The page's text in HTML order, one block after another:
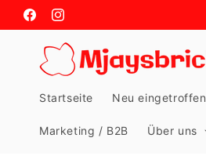
zum
Inhalt
FacebookInstagram
Startseite Neu eingetroffen
Marketing / B2B Über uns